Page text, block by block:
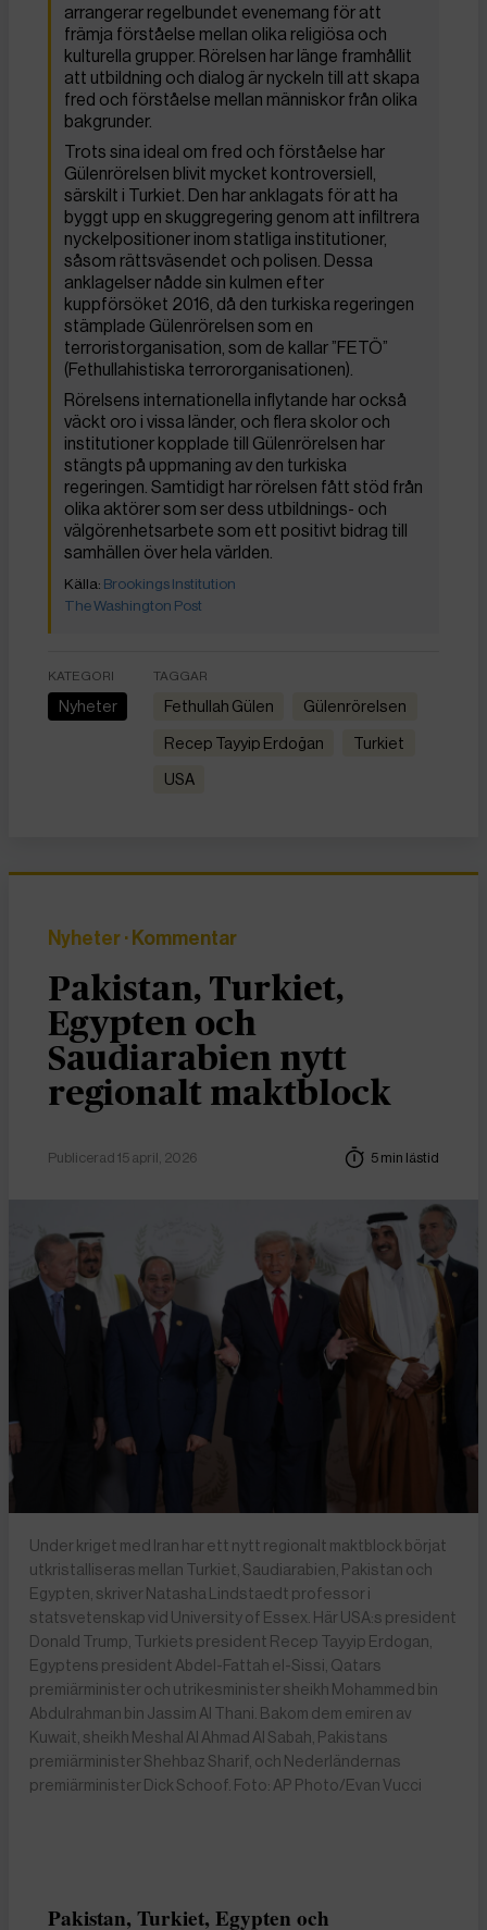
arrangerar regelbundet evenemang för att
främja förståelse mellan olika religiösa och
kulturella grupper. Rörelsen har länge framhållit
att utbildning och dialog är nyckeln till att skapa
fred och förståelse mellan människor från olika
bakgrunder.
Trots sina ideal om fred och förståelse har
Gülenrörelsen blivit mycket kontroversiell,
särskilt i Turkiet. Den har anklagats för att ha
byggt upp en skuggregering genom att infiltrera
nyckelpositioner inom statliga institutioner,
såsom rättsväsendet och polisen. Dessa
anklagelser nådde sin kulmen efter
kuppförsöket 2016, då den turkiska regeringen
stämplade Gülenrörelsen som en
terroristorganisation, som de kallar ”FETÖ”
(Fethullahistiska terrororganisationen).
Rörelsens internationella inflytande har också
väckt oro i vissa länder, och flera skolor och
institutioner kopplade till Gülenrörelsen har
stängts på uppmaning av den turkiska
regeringen. Samtidigt har rörelsen fått stöd från
olika aktörer som ser dess utbildnings- och
välgörenhetsarbete som ett positivt bidrag till
samhällen över hela världen.
Brookings Institution
The Washington Post
KATEGORI
Nyheter
TAGGAR
Fethullah Gülen Gülenrörelsen
Recep Tayyip Erdoğan Turkiet
USA
Nyheter· Kommentar
Pakistan, Turkiet,
Egypten och
Saudiarabien nytt
regionalt maktblock
Publicerad 15 april, 2026 5 min lästid
Under kriget med Iran har ett nytt regionalt maktblock börjat
utkristalliseras mellan Turkiet, Saudiarabien, Pakistan och
Egypten, skriver Natasha Lindstaedt professor i
statsvetenskap vid University of Essex. Här USA:s president
Donald Trump, Turkiets president Recep Tayyip Erdogan,
Egyptens president Abdel-Fattah el-Sissi, Qatars
premiärminister och utrikesminister sheikh Mohammed bin
Abdulrahman bin Jassim Al Thani. Bakom dem emiren av
Kuwait, sheikh Meshal Al Ahmad Al Sabah, Pakistans
premiärminister Shehbaz Sharif, och Nederländernas
premiärminister Dick Schoof. Foto: AP Photo/Evan Vucci
Pakistan, Turkiet, Egypten och